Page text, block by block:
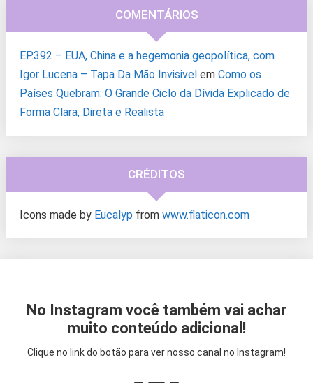
COMENTÁRIOS
EP.392 – EUA, China e a hegemonia geopolítica, com
Igor Lucena – Tapa Da Mão Invisivel em Como os
Países Quebram: O Grande Ciclo da Dívida Explicado de
Forma Clara, Direta e Realista
CRÉDITOS
Icons made by Eucalyp from www.flaticon.com
No Instagram você também vai achar
muito conteúdo adicional!
Clique no link do botão para ver nosso canal no Instagram!